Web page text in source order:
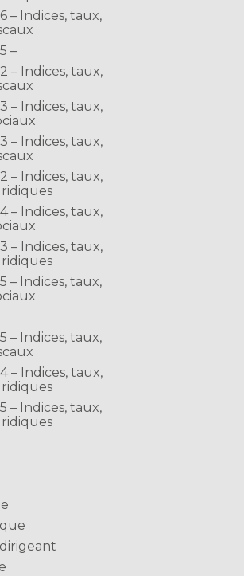
– Indices, taux,
–
– Indices, taux,
– Indices, taux,
– Indices, taux,
– Indices, taux,
– Indices, taux,
– Indices, taux,
– Indices, taux,
– Indices, taux,
– Indices, taux,
– Indices, taux,